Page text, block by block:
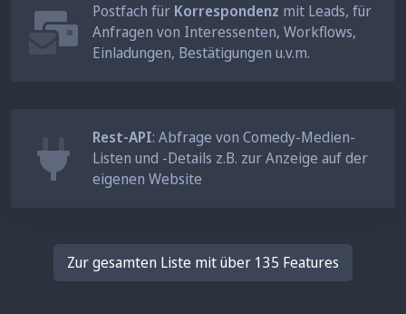
Postfach für Korrespondenz mit Leads, für
Anfragen von Interessenten, Workflows,
Einladungen, Bestätigungen u.v.m.
Rest-API: Abfrage von Comedy-Medien-
Listen und -Details z.B. zur Anzeige auf der
eigenen Website
Zur gesamten Liste mit über 135 Features